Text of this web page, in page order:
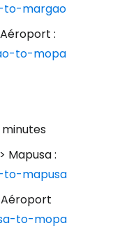
to-margao
:
to-mopa
Mapusa :
mapusa
to-mopa